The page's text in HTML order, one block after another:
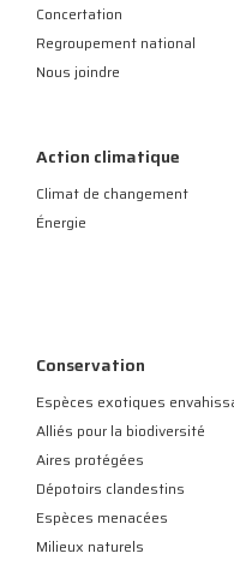
Concertation
Regroupement national
Nous joindre
Action climatique
Climat de changement
Énergie
Conservation
Espèces exotiques
Alliés pour la biodiversité
Aires protégées
Dépotoirs clandestins
Espèces menacées
Milieux naturels